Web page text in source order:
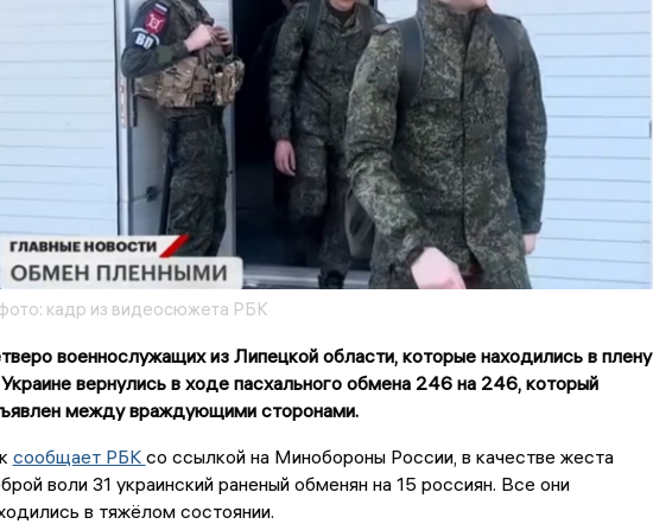
кадр из видеосюжета РБК
военнослужащих из Липецкой области, которые находились в плену
вернулись в ходе пасхального обмена 246 на 246, который
между враждующими сторонами.
сообщает РБК со ссылкой на Минобороны России, в качестве жеста
воли 31 украинский раненый обменян на 15 россиян. Все они
в тяжёлом состоянии.